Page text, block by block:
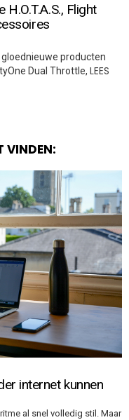
Flight
producten
Dual Throttle, LEES
VINDEN:
internet kunnen
al snel volledig stil. Maar